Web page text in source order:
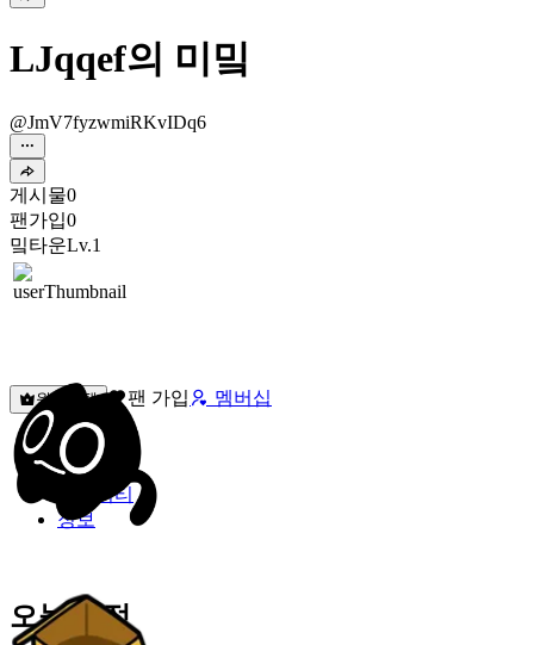
LJqqef의 미밐
@JmV7fyzwmiRKvIDq6
게시물0
팬가입0
밐타운Lv.1
원픽선택 팬 가입 멤버십
밐타운
피드
커뮤니티
정보
오늘 일정